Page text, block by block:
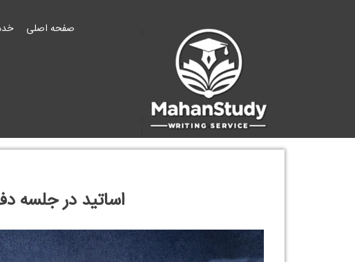
صفحه اصلی
اساتید در جلسه